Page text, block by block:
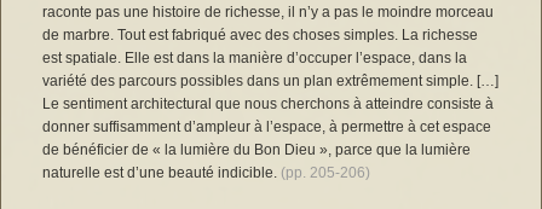
raconte pas une histoire de richesse, il n’y a pas le moindre morceau
de marbre. Tout est fabriqué avec des choses simples. La richesse
est spatiale. Elle est dans la manière d’occuper l’espace, dans la
variété des parcours possibles dans un plan extrêmement simple. […]
Le sentiment architectural que nous cherchons à atteindre consiste à
donner suffisamment d’ampleur à l’espace, à permettre à cet espace
de bénéficier de « la lumière du Bon Dieu », parce que la lumière
naturelle est d’une beauté indicible. (pp. 205-206)